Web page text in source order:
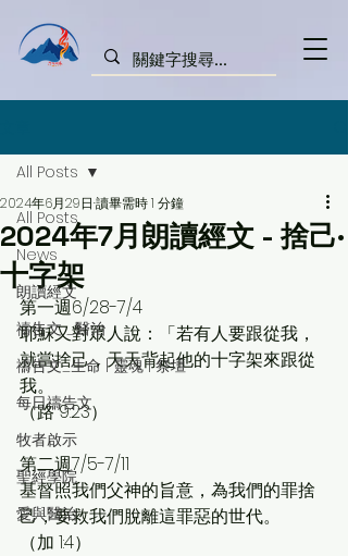
All Posts
News
朗讀經文
禱告文 _醫治
禱告文_生命 | 靈魂 | 祭壇
每日禱告文
牧者啟示
聖經學院
愛與醫治
All Posts
2024年7月朗讀經文 - 捨己·
十字架
2024年6月29日 讀畢需時 1 分鐘
第一週6/28-7/4
耶穌又對眾人說：「若有人要跟從我，
就當捨己，天天背起他的十字架來跟從
我。
（路 9:23）
第二週7/5-7/11
基督照我們父神的旨意，為我們的罪捨
己，要救我們脫離這罪惡的世代。
（加 1:4）